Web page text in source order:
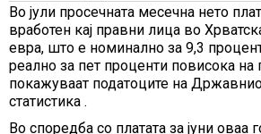
Во јули просечната месечна нето
вработен кај правни лица во
евра, што е номинално за 9,3
реално за пет проценти повисока
покажуваат податоците на
статистика .
Во споредба со платата за јуни оваа